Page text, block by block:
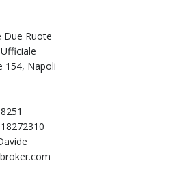
Due Ruote
154, Napoli